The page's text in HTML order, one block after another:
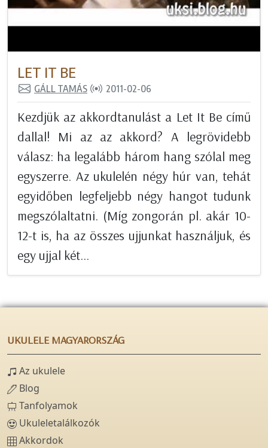
LET IT BE
GÁLL TAMÁS 2011-02-06
Kezdjük az akkordtanulást a Let It Be című
dallal! Mi az az akkord? A legrövidebb
válasz: ha legalább három hang szólal meg
egyszerre. Az ukulelén négy húr van, tehát
egyidőben legfeljebb négy hangot tudunk
megszólaltatni. (Míg zongorán pl. akár 10-
12-t is, ha az összes ujjunkat használjuk, és
egy ujjal két...
UKULELE MAGYARORSZÁG
Az ukulele
Blog
Tanfolyamok
Ukuleletalálkozók
Akkordok